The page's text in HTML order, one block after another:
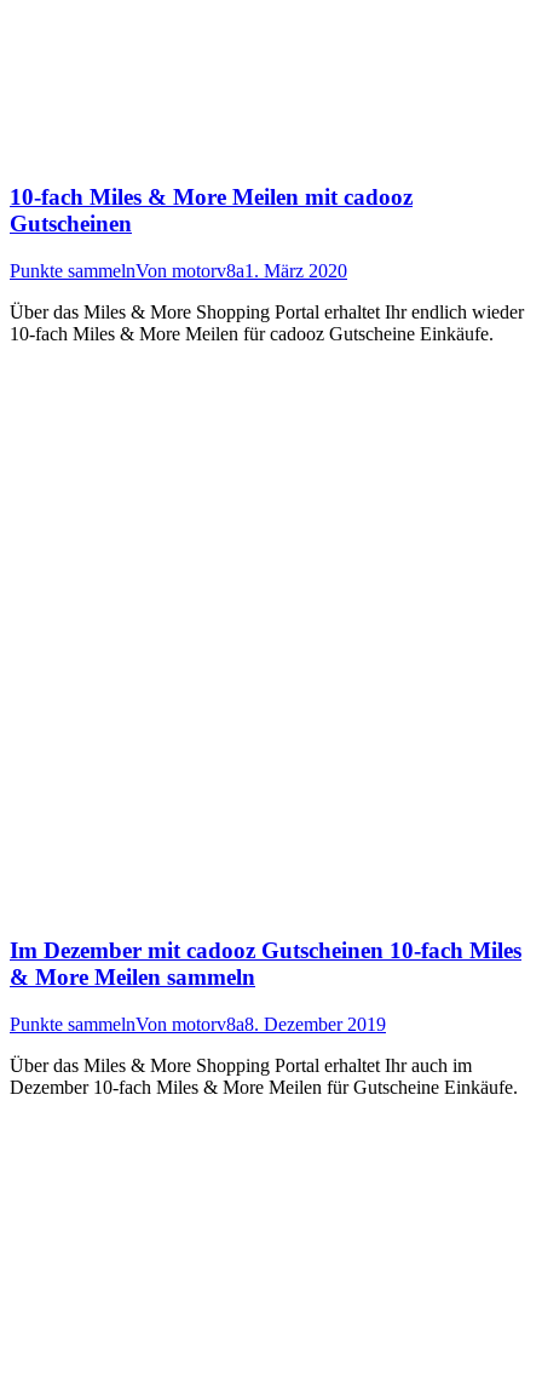
10-fach Miles & More Meilen mit cadooz
Gutscheinen
Punkte sammelnVon motorv8a1. März 2020
Über das Miles & More Shopping Portal erhaltet Ihr endlich wieder
10-fach Miles & More Meilen für cadooz Gutscheine Einkäufe.
Im Dezember mit cadooz Gutscheinen 10-fach Miles
& More Meilen sammeln
Punkte sammelnVon motorv8a8. Dezember 2019
Über das Miles & More Shopping Portal erhaltet Ihr auch im
Dezember 10-fach Miles & More Meilen für Gutscheine Einkäufe.